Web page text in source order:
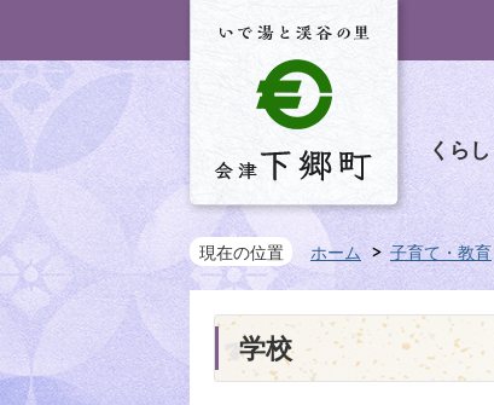
くら
現在の位置 ホーム 子育て・教育
学校